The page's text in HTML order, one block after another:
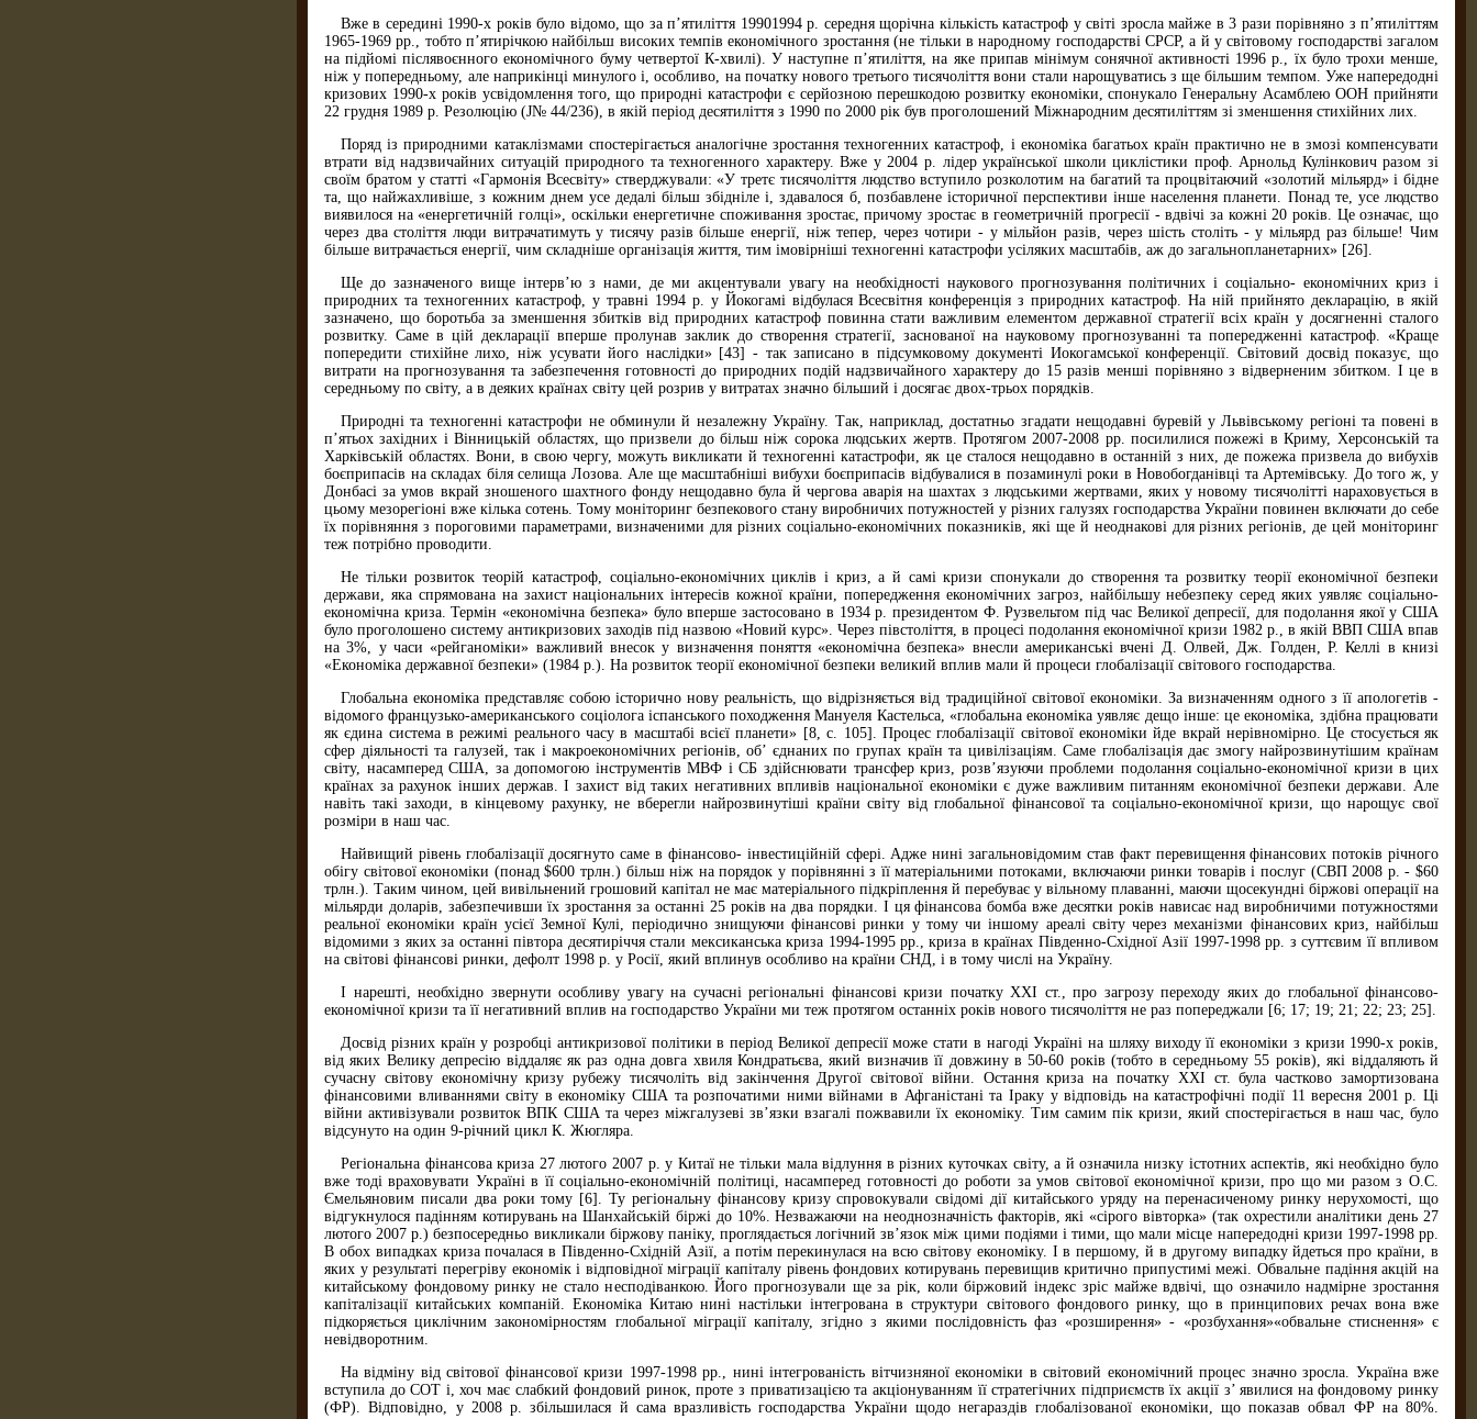
Вже в середині 1990-х років було відомо, що за п’ятиліття 19901994 р. середня щорічна кількість катастроф у світі зросла майже в 3 рази порівняно з п’ятиліттям
1965-1969 рр., тобто п’ятирічкою найбільш високих темпів економічного зростання (не тільки в народному господарстві СРСР, а й у світовому господарстві загалом
на підйомі післявоєнного економічного буму четвертої К-хвилі). У наступне п’ятиліття, на яке припав мінімум сонячної активності 1996 р., їх було трохи менше,
ніж у попередньому, але наприкінці минулого і, особливо, на початку нового третього тисячоліття вони стали нарощуватись з ще більшим темпом. Уже напередодні
кризових 1990-х років усвідомлення того, що природні катастрофи є серйозною перешкодою розвитку економіки, спонукало Генеральну Асамблею ООН прийняти
22 грудня 1989 р. Резолюцію (J№ 44/236), в якій період десятиліття з 1990 по 2000 рік був проголошений Міжнародним десятиліттям зі зменшення стихійних лих.
Поряд із природними катаклізмами спостерігається аналогічне зростання техногенних катастроф, і економіка багатьох країн практично не в змозі компенсувати
втрати від надзвичайних ситуацій природного та техногенного характеру. Вже у 2004 р. лідер української школи циклістики проф. Арнольд Кулінкович разом зі
своїм братом у статті «Гармонія Всесвіту» стверджували: «У третє тисячоліття людство вступило розколотим на багатий та процвітаючий «золотий мільярд» і бідне
та, що найжахливіше, з кожним днем усе дедалі більш збідніле і, здавалося б, позбавлене історичної перспективи інше населення планети. Понад те, усе людство
виявилося на «енергетичній голці», оскільки енергетичне споживання зростає, причому зростає в геометричній прогресії - вдвічі за кожні 20 років. Це означає, що
через два століття люди витрачатимуть у тисячу разів більше енергії, ніж тепер, через чотири - у мільйон разів, через шість століть - у мільярд раз більше! Чим
більше витрачається енергії, чим складніше організація життя, тим імовірніші техногенні катастрофи усіляких масштабів, аж до загальнопланетарних» [26].
Ще до зазначеного вище інтерв’ю з нами, де ми акцентували увагу на необхідності наукового прогнозування політичних і соціально- економічних криз і
природних та техногенних катастроф, у травні 1994 р. у Йокогамі відбулася Всесвітня конференція з природних катастроф. На ній прийнято декларацію, в якій
зазначено, що боротьба за зменшення збитків від природних катастроф повинна стати важливим елементом державної стратегії всіх країн у досягненні сталого
розвитку. Саме в цій декларації вперше пролунав заклик до створення стратегії, заснованої на науковому прогнозуванні та попередженні катастроф. «Краще
попередити стихійне лихо, ніж усувати його наслідки» [43] - так записано в підсумковому документі Иокогамської конференції. Світовий досвід показує, що
витрати на прогнозування та забезпечення готовності до природних подій надзвичайного характеру до 15 разів менші порівняно з відверненим збитком. І це в
середньому по світу, а в деяких країнах світу цей розрив у витратах значно більший і досягає двох-трьох порядків.
Природні та техногенні катастрофи не обминули й незалежну Україну. Так, наприклад, достатньо згадати нещодавні буревій у Львівському регіоні та повені в
п’ятьох західних і Вінницькій областях, що призвели до більш ніж сорока людських жертв. Протягом 2007-2008 рр. посилилися пожежі в Криму, Херсонській та
Харківській областях. Вони, в свою чергу, можуть викликати й техногенні катастрофи, як це сталося нещодавно в останній з них, де пожежа призвела до вибухів
боєприпасів на складах біля селища Лозова. Але ще масштабніші вибухи боєприпасів відбувалися в позаминулі роки в Новобогданівці та Артемівську. До того ж, у
Донбасі за умов вкрай зношеного шахтного фонду нещодавно була й чергова аварія на шахтах з людськими жертвами, яких у новому тисячолітті нараховується в
цьому мезорегіоні вже кілька сотень. Тому моніторинг безпекового стану виробничих потужностей у різних галузях господарства України повинен включати до себе
їх порівняння з пороговими параметрами, визначеними для різних соціально-економічних показників, які ще й неоднакові для різних регіонів, де цей моніторинг
теж потрібно проводити.
Не тільки розвиток теорій катастроф, соціально-економічних циклів і криз, а й самі кризи спонукали до створення та розвитку теорії економічної безпеки
держави, яка спрямована на захист національних інтересів кожної країни, попередження економічних загроз, найбільшу небезпеку серед яких уявляє соціально-
економічна криза. Термін «економічна безпека» було вперше застосовано в 1934 р. президентом Ф. Рузвельтом під час Великої депресії, для подолання якої у США
було проголошено систему антикризових заходів під назвою «Новий курс». Через півстоліття, в процесі подолання економічної кризи 1982 р., в якій ВВП США впав
на 3%, у часи «рейганоміки» важливий внесок у визначення поняття «економічна безпека» внесли американські вчені Д. Олвей, Дж. Голден, Р. Келлі в книзі
«Економіка державної безпеки» (1984 р.). На розвиток теорії економічної безпеки великий вплив мали й процеси глобалізації світового господарства.
Глобальна економіка представляє собою історично нову реальність, що відрізняється від традиційної світової економіки. За визначенням одного з її апологетів -
відомого французько-американського соціолога іспанського походження Мануеля Кастельса, «глобальна економіка уявляє дещо інше: це економіка, здібна працювати
як єдина система в режимі реального часу в масштабі всієї планети» [8, с. 105]. Процес глобалізації світової економіки йде вкрай нерівномірно. Це стосується як
сфер діяльності та галузей, так і макроекономічних регіонів, об’ єднаних по групах країн та цивілізаціям. Саме глобалізація дає змогу найрозвинутішим країнам
світу, насамперед США, за допомогою інструментів МВФ і СБ здійснювати трансфер криз, розв’язуючи проблеми подолання соціально-економічної кризи в цих
країнах за рахунок інших держав. І захист від таких негативних впливів національної економіки є дуже важливим питанням економічної безпеки держави. Але
навіть такі заходи, в кінцевому рахунку, не вберегли найрозвинутіші країни світу від глобальної фінансової та соціально-економічної кризи, що нарощує свої
розміри в наш час.
Найвищий рівень глобалізації досягнуто саме в фінансово- інвестиційній сфері. Адже нині загальновідомим став факт перевищення фінансових потоків річного
обігу світової економіки (понад $600 трлн.) більш ніж на порядок у порівнянні з її матеріальними потоками, включаючи ринки товарів і послуг (СВП 2008 р. - $60
трлн.). Таким чином, цей вивільнений грошовий капітал не має матеріального підкріплення й перебуває у вільному плаванні, маючи щосекундні біржові операції на
мільярди доларів, забезпечивши їх зростання за останні 25 років на два порядки. І ця фінансова бомба вже десятки років нависає над виробничими потужностями
реальної економіки країн усієї Земної Кулі, періодично знищуючи фінансові ринки у тому чи іншому ареалі світу через механізми фінансових криз, найбільш
відомими з яких за останні півтора десятиріччя стали мексиканська криза 1994-1995 рр., криза в країнах Південно-Східної Азії 1997-1998 рр. з суттєвим її впливом
на світові фінансові ринки, дефолт 1998 р. у Росії, який вплинув особливо на країни СНД, і в тому числі на Україну.
І нарешті, необхідно звернути особливу увагу на сучасні регіональні фінансові кризи початку ХХІ ст., про загрозу переходу яких до глобальної фінансово-
економічної кризи та її негативний вплив на господарство України ми теж протягом останніх років нового тисячоліття не раз попереджали [6; 17; 19; 21; 22; 23; 25].
Досвід різних країн у розробці антикризової політики в період Великої депресії може стати в нагоді Україні на шляху виходу її економіки з кризи 1990-х років,
від яких Велику депресію віддаляє як раз одна довга хвиля Кондратьєва, який визначив її довжину в 50-60 років (тобто в середньому 55 років), які віддаляють й
сучасну світову економічну кризу рубежу тисячоліть від закінчення Другої світової війни. Остання криза на початку ХХІ ст. була частково замортизована
фінансовими вливаннями світу в економіку США та розпочатими ними війнами в Афганістані та Іраку у відповідь на катастрофічні події 11 вересня 2001 р. Ці
війни активізували розвиток ВПК США та через міжгалузеві зв’язки взагалі пожвавили їх економіку. Тим самим пік кризи, який спостерігається в наш час, було
відсунуто на один 9-річний цикл К. Жюгляра.
Регіональна фінансова криза 27 лютого 2007 р. у Китаї не тільки мала відлуння в різних куточках світу, а й означила низку істотних аспектів, які необхідно було
вже тоді враховувати Україні в її соціально-економічній політиці, насамперед готовності до роботи за умов світової економічної кризи, про що ми разом з О.С.
Ємельяновим писали два роки тому [6]. Ту регіональну фінансову кризу спровокували свідомі дії китайського уряду на перенасиченому ринку нерухомості, що
відгукнулося падінням котирувань на Шанхайській біржі до 10%. Незважаючи на неоднозначність факторів, які «сірого вівторка» (так охрестили аналітики день 27
лютого 2007 р.) безпосередньо викликали біржову паніку, проглядається логічний зв’язок між цими подіями і тими, що мали місце напередодні кризи 1997-1998 рр.
В обох випадках криза почалася в Південно-Східній Азії, а потім перекинулася на всю світову економіку. І в першому, й в другому випадку йдеться про країни, в
яких у результаті перегріву економік і відповідної міграції капіталу рівень фондових котирувань перевищив критично припустимі межі. Обвальне падіння акцій на
китайському фондовому ринку не стало несподіванкою. Його прогнозували ще за рік, коли біржовий індекс зріс майже вдвічі, що означило надмірне зростання
капіталізації китайських компаній. Економіка Китаю нині настільки інтегрована в структури світового фондового ринку, що в принципових речах вона вже
підкоряється циклічним закономірностям глобальної міграції капіталу, згідно з якими послідовність фаз «розширення» - «розбухання»«обвальне стиснення» є
невідворотним.
На відміну від світової фінансової кризи 1997-1998 рр., нині інтегрованість вітчизняної економіки в світовий економічний процес значно зросла. Україна вже
вступила до СОТ і, хоч має слабкий фондовий ринок, проте з приватизацією та акціонуванням її стратегічних підприємств їх акції з’ явилися на фондовому ринку
(ФР). Відповідно, у 2008 р. збільшилася й сама вразливість господарства України щодо негараздів глобалізованої економіки, що показав обвал ФР на 80%.